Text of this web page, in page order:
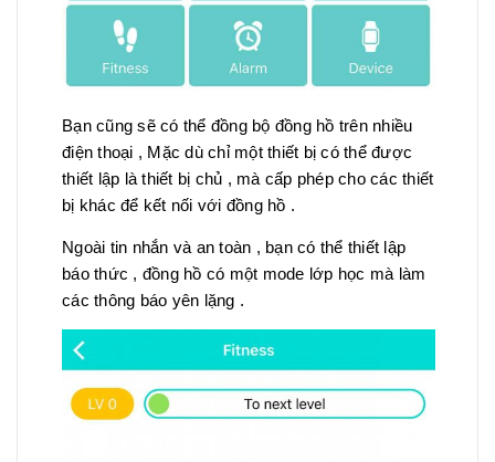
Bạn cũng sẽ có thể đồng bộ đồng hồ trên nhiều
điện thoại , Mặc dù chỉ một thiết bị có thể được
thiết lập là thiết bị chủ , mà cấp phép cho các thiết
bị khác để kết nối với đồng hồ .
Ngoài tin nhắn và an toàn , bạn có thể thiết lập
báo thức , đồng hồ có một mode lớp học mà làm
các thông báo yên lặng .